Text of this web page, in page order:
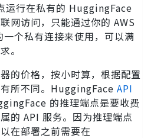
运行在私有的 HuggingFace
网访问，只能通过你的 AWS
个私有连接来使用，可以满
。
的价格，按小时算，根据配置
所不同。HuggingFace API
的推理端点是要收费
的 API 服务。因为推理端点
在部署之前需要在